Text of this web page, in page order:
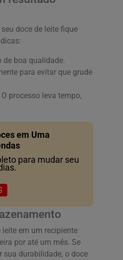
doce de leite fique
de boa qualidade.
para evitar que grude
processo leva tempo,
em Uma
para mudar seu
leite em um recipiente
por até um mês. Se
sua durabilidade, o doce